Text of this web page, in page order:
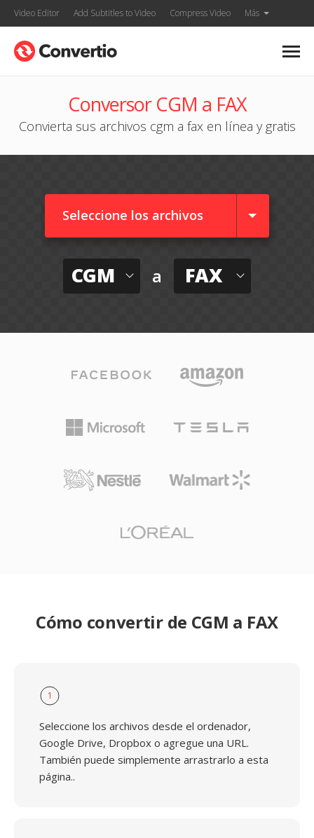
Video Editor Add Subtitles to Video Compress Video Más
Conversor CGM a FAX
Convierta sus archivos cgm a fax en línea y gratis
Seleccione los archivos
CGM a FAX
Cómo convertir de CGM a FAX
1
Seleccione los archivos desde el ordenador,
Google Drive, Dropbox o agregue una URL.
También puede simplemente arrastrarlo a esta
página..